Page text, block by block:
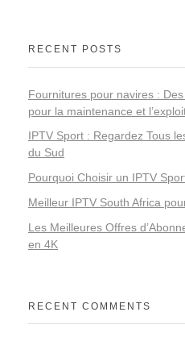
RECENT POSTS
Fournitures pour navires :
pour la maintenance et
IPTV Sport : Regardez Tous
du Sud
Pourquoi Choisir un IPTV
Meilleur IPTV South Africa
Les Meilleures Offres
en 4K
RECENT COMMENTS